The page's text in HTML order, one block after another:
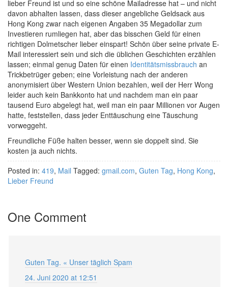
lieber Freund ist und so eine schöne Mailadresse hat – und nicht
davon abhalten lassen, dass dieser angebliche Geldsack aus
Hong Kong zwar nach eigenen Angaben 35 Megadollar zum
Investieren rumliegen hat, aber das bisschen Geld für einen
richtigen Dolmetscher lieber einspart! Schön über seine private E-
Mail interessiert sein und sich die üblichen Geschichten erzählen
lassen; einmal genug Daten für einen Identitätsmissbrauch an
Trickbetrüger geben; eine Vorleistung nach der anderen
anonymisiert über Western Union bezahlen, weil der Herr Wong
leider auch kein Bankkonto hat und nachdem man ein paar
tausend Euro abgelegt hat, weil man ein paar Millionen vor Augen
hatte, feststellen, dass jeder Enttäuschung eine Täuschung
vorweggeht.
Freundliche Füße halten besser, wenn sie doppelt sind. Sie
kosten ja auch nichts.
Posted in: 419, Mail Tagged: gmail.com, Guten Tag, Hong Kong,
Lieber Freund
One Comment
Guten Tag. « Unser täglich Spam
24. Juni 2020 at 12:51